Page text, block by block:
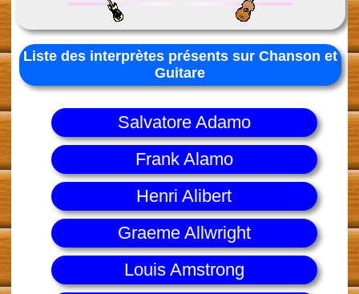
Liste des interprètes présents sur Chanson et
Guitare
Salvatore Adamo
Frank Alamo
Henri Alibert
Graeme Allwright
Louis Amstrong